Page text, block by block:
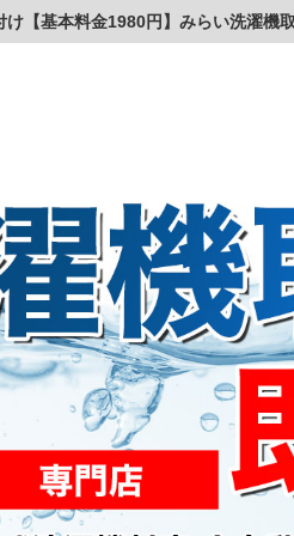
【基本料金1980円】みらい洗濯機